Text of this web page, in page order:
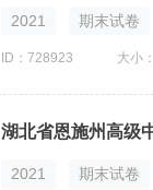
2021 期末试卷
ID：728923 大小
湖北省恩施州高级
2021 期末试卷